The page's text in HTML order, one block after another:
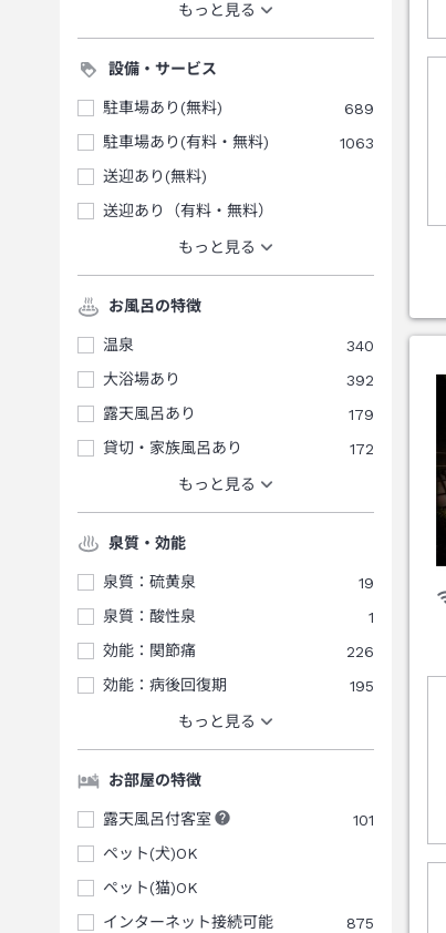
もっと見る
設備・サービス
駐車場あり(無料)
689
駐車場あり(有料・無料)
1063
送迎あり(無料)
送迎あり（有料・無料）
もっと見る
お風呂の特徴
温泉
340
大浴場あり
392
露天風呂あり
179
貸切・家族風呂あり
172
もっと見る
泉質・効能
泉質：硫黄泉
19
泉質：酸性泉
1
効能：関節痛
226
効能：病後回復期
195
もっと見る
お部屋の特徴
露天風呂付客室
101
ペット(犬)OK
ペット(猫)OK
インターネット接続可能
875